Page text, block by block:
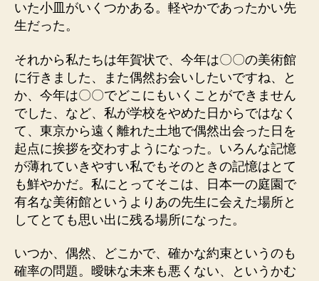
いた小皿がいくつかある。軽やかであったかい先
生だった。
それから私たちは年賀状で、今年は〇〇の美術館
に行きました、また偶然お会いしたいですね、と
か、今年は〇〇でどこにもいくことができません
でした、など、私が学校をやめた日からではなく
て、東京から遠く離れた土地で偶然出会った日を
起点に挨拶を交わすようになった。いろんな記憶
が薄れていきやすい私でもそのときの記憶はとて
も鮮やかだ。私にとってそこは、日本一の庭園で
有名な美術館というよりあの先生に会えた場所と
してとても思い出に残る場所になった。
いつか、偶然、どこかで、確かな約束というのも
確率の問題。曖昧な未来も悪くない、というかむ